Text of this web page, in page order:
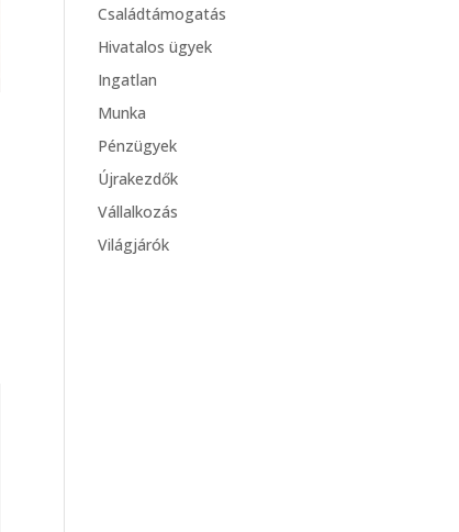
Családtámogatás
Hivatalos ügyek
Ingatlan
Munka
Pénzügyek
Újrakezdők
Vállalkozás
Világjárók